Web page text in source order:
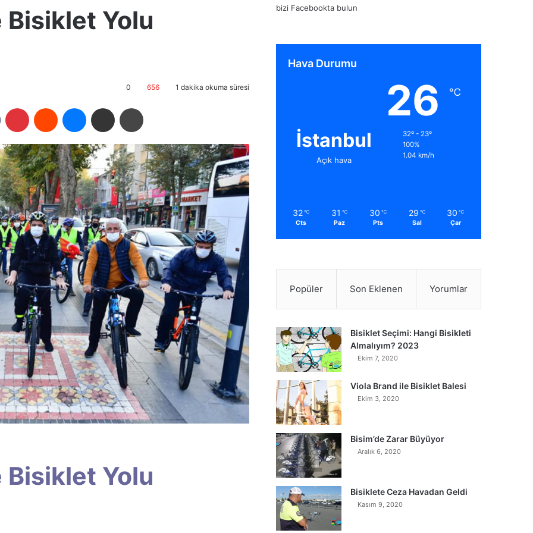
Bisiklet Yolu
0 656 1 dakika okuma süresi
Bisiklet Yolu
bizi Facebookta bulun
Hava Durumu
İstanbul
Açık hava
26 ℃
32º - 23º
100%
1.04 km/h
32 ℃
Cts
31 ℃
Paz
30 ℃
Pts
29 ℃
Sal
30 ℃
Çar
Popüler Son Eklenen Yorumlar
Bisiklet Seçimi: Hangi Bisikleti
Almalıyım? 2023
Ekim 7, 2020
Viola Brand ile Bisiklet Balesi
Ekim 3, 2020
Bisim’de Zarar Büyüyor
Aralık 6, 2020
Bisiklete Ceza Havadan Geldi
Kasım 9, 2020